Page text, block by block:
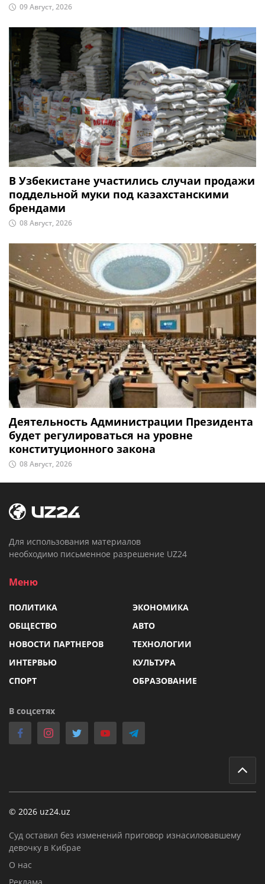
09 Август, 2026
В Узбекистане участились случаи продажи
поддельной муки под казахстанскими
брендами
08 Август, 2026
Деятельность Администрации Президента
будет регулироваться на уровне
конституционного закона
08 Август, 2026
Для использования материалов
необходимо письменное разрешение UZ24
Меню
ПОЛИТИКА
ЭКОНОМИКА
ОБЩЕСТВО
АВТО
НОВОСТИ ПАРТНЕРОВ
ТЕХНОЛОГИИ
ИНТЕРВЬЮ
КУЛЬТУРА
СПОРТ
ОБРАЗОВАНИЕ
В соцсетях
© 2026 uz24.uz
Суд оставил без изменений приговор изнасиловавшему
девочку в Кибрае
О нас